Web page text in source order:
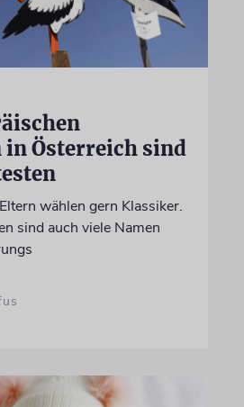
in Österreich sind
wählen gern Klassiker.
sind auch viele Namen